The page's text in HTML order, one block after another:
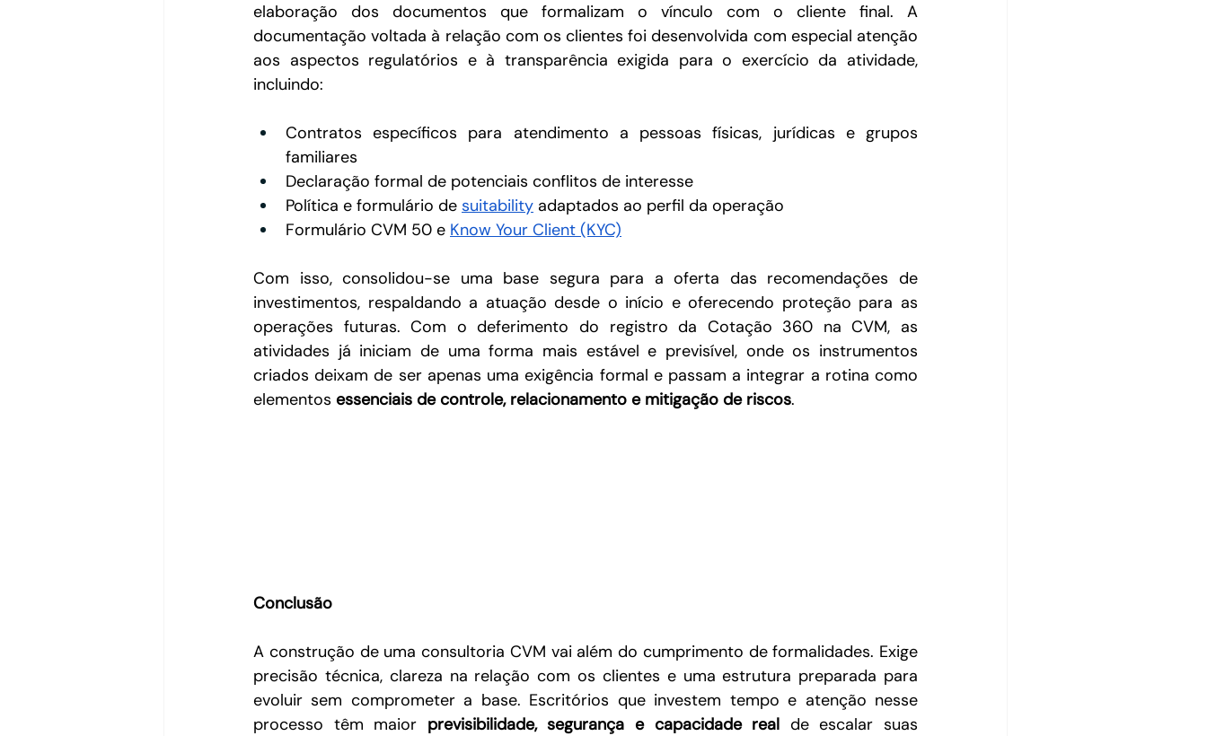
elaboração dos documentos que formalizam o vínculo com o cliente final. A
documentação voltada à relação com os clientes foi desenvolvida com especial atenção
aos aspectos regulatórios e à transparência exigida para o exercício da atividade,
incluindo:
Contratos específicos para atendimento a pessoas físicas, jurídicas e grupos
familiares
Declaração formal de potenciais conflitos de interesse
Política e formulário de suitability adaptados ao perfil da operação
Formulário CVM 50 e Know Your Client (KYC)
Com isso, consolidou-se uma base segura para a oferta das recomendações de
investimentos, respaldando a atuação desde o início e oferecendo proteção para as
operações futuras. Com o deferimento do registro da Cotação 360 na CVM, as
atividades já iniciam de uma forma mais estável e previsível, onde os instrumentos
criados deixam de ser apenas uma exigência formal e passam a integrar a rotina como
elementos essenciais de controle, relacionamento e mitigação de riscos.
Conclusão
A construção de uma consultoria CVM vai além do cumprimento de formalidades. Exige
precisão técnica, clareza na relação com os clientes e uma estrutura preparada para
evoluir sem comprometer a base. Escritórios que investem tempo e atenção nesse
processo têm maior previsibilidade, segurança e capacidade real de escalar suas